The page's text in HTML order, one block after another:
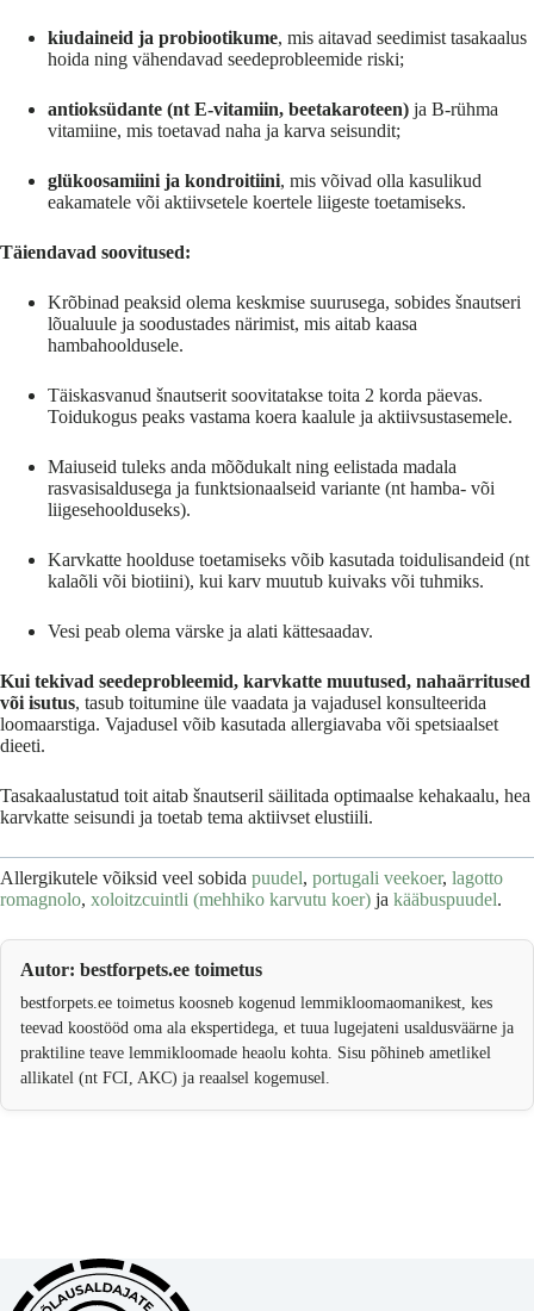
kiudaineid ja probiootikume, mis aitavad seedimist tasakaalus
hoida ning vähendavad seedeprobleemide riski;
antioksüdante (nt E-vitamiin, beetakaroteen) ja B-rühma
vitamiine, mis toetavad naha ja karva seisundit;
glükoosamiini ja kondroitiini, mis võivad olla kasulikud
eakamatele või aktiivsetele koertele liigeste toetamiseks.
Täiendavad soovitused:
Krõbinad peaksid olema keskmise suurusega, sobides šnautseri
lõualuule ja soodustades närimist, mis aitab kaasa
hambahooldusele.
Täiskasvanud šnautserit soovitatakse toita 2 korda päevas.
Toidukogus peaks vastama koera kaalule ja aktiivsustasemele.
Maiuseid tuleks anda mõõdukalt ning eelistada madala
rasvasisaldusega ja funktsionaalseid variante (nt hamba- või
liigesehoolduseks).
Karvkatte hoolduse toetamiseks võib kasutada toidulisandeid (nt
kalaõli või biotiini), kui karv muutub kuivaks või tuhmiks.
Vesi peab olema värske ja alati kättesaadav.
Kui tekivad seedeprobleemid, karvkatte muutused, nahaärritused
või isutus, tasub toitumine üle vaadata ja vajadusel konsulteerida
loomaarstiga. Vajadusel võib kasutada allergiavaba või spetsiaalset
dieeti.
Tasakaalustatud toit aitab šnautseril säilitada optimaalse kehakaalu, hea
karvkatte seisundi ja toetab tema aktiivset elustiili.
Allergikutele võiksid veel sobida puudel, portugali veekoer, lagotto
romagnolo, xoloitzcuintli (mehhiko karvutu koer) ja kääbuspuudel.
Autor: bestforpets.ee toimetus
bestforpets.ee toimetus koosneb kogenud lemmikloomaomanikest, kes
teevad koostööd oma ala ekspertidega, et tuua lugejateni usaldusväärne ja
praktiline teave lemmikloomade heaolu kohta. Sisu põhineb ametlikel
allikatel (nt FCI, AKC) ja reaalsel kogemusel.